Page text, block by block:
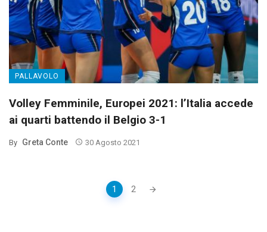
PALLAVOLO
Volley Femminile, Europei 2021: l’Italia accede
ai quarti battendo il Belgio 3-1
By Greta Conte 30 Agosto 2021
1 2